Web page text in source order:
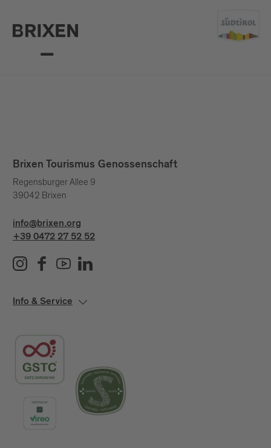
Brixen Tourismus Genossenschaft
Regensburger Allee 9
39042 Brixen
info@brixen.org
+39 0472 27 52 52
Info & Service